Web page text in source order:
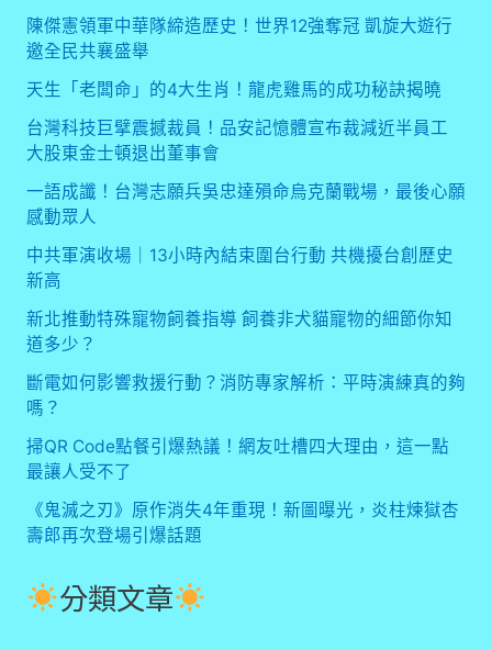
陳傑憲領軍中華隊締造歷史！世界12強奪冠 凱旋大遊行
邀全民共襄盛舉
天生「老闆命」的4大生肖！龍虎雞馬的成功秘訣揭曉
台灣科技巨擘震撼裁員！品安記憶體宣布裁減近半員工
大股東金士頓退出董事會
一語成讖！台灣志願兵吳忠達殞命烏克蘭戰場，最後心願
感動眾人
中共軍演收場｜13小時內結束圍台行動 共機擾台創歷史
新高
新北推動特殊寵物飼養指導 飼養非犬貓寵物的細節你知
道多少？
斷電如何影響救援行動？消防專家解析：平時演練真的夠
嗎？
掃QR Code點餐引爆熱議！網友吐槽四大理由，這一點
最讓人受不了
《鬼滅之刃》原作消失4年重現！新圖曝光，炎柱煉獄杏
壽郎再次登場引爆話題
分類文章